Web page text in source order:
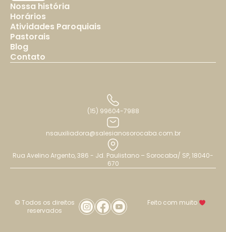
Nossa história
Horários
Atividades Paroquiais
Pastorais
Blog
Contato
(15) 99604-7988
nsauxiliadora@salesianosorocaba.com.br
Rua Avelino Argento, 386 - Jd. Paulistano – Sorocaba/ SP, 18040-
670
© Todos os direitos
reservados
Feito com muito